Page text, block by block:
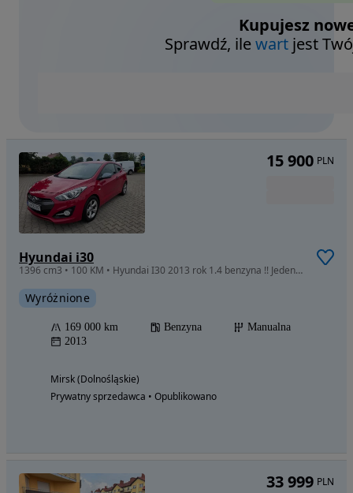
Kupujesz
Sprawdź, ilewart jest
Hyundai i30
1396 cm3 • 100 KM • Hyundai I30 2013 rok 1.4 benzyna !! Jeden własciciel !! Niski przebieg
Wyróżnione
169 000 km Benzyna
Manualna
2013
Mirsk (Dolnośląskie)
Prywatny sprzedawca • Opublikowano
15 900 PLN
33 999 PLN